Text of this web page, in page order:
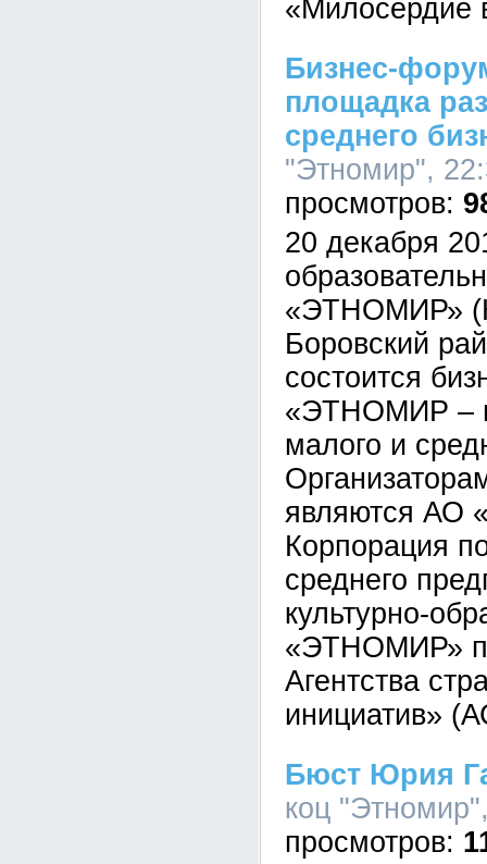
«Милосердие
Бизнес-
площадка
среднего
"Этномир",
20 декабря
«ЭТНОМИР»
Боровский
состоится
«ЭТНОМИР –
малого и
являются АО
Корпорация
среднего
культурно-
«ЭТНОМИР»
Агентства
инициатив»
Бюст Юрия
коц